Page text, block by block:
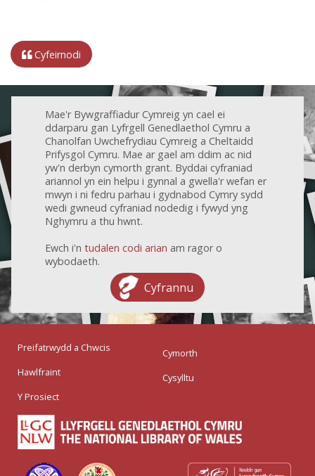
Cyfeirnodi
Mae'r Bywgraffiadur Cymreig yn cael ei
ddarparu gan Lyfrgell Genedlaethol Cymru a
Chanolfan Uwchefrydiau Cymreig a Cheltaidd
Prifysgol Cymru. Mae ar gael am ddim ac nid
yw'n derbyn cymorth grant. Byddai cyfraniad
ariannol yn ein helpu i gynnal a gwella'r wefan er
mwyn i ni fedru parhau i gydnabod Cymry sydd
wedi gwneud cyfraniad nodedig i fywyd yng
Nghymru a thu hwnt.
Ewch i'n tudalen codi arian am ragor o
wybodaeth.
Cyfrannu
Preifatrwydd a Chwcis
Hawlfraint
Y Prosiect
Cymorth
Cysylltu